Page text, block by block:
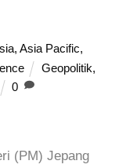
, Asia Pacific,
Geopolitik,
0
(PM) Jepang